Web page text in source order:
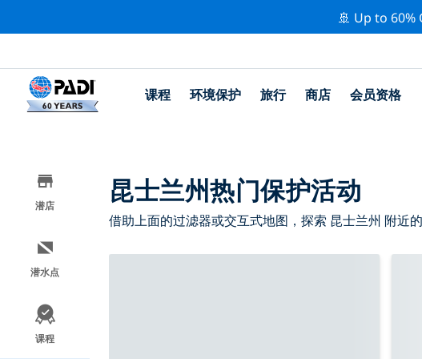
🚢 Up to 60%
课程 环境保护 旅行 商店 会员资格
潜店
潜水点
课程
昆士兰州热门保护活动
借助上面的过滤器或交互式地图，探索 昆士兰州 附近的